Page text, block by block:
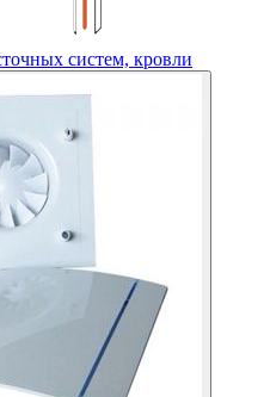
систем, кровли